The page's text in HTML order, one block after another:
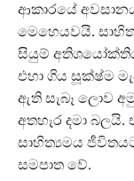
ආකාරයේ
මෙහෙයවයි.
සියුම්
එහා ගිය සූක්ෂ්ම
ඇති සැබෑ ලොව
අතහැර දමා
සාහිත්‍යමය
සමපාත වේ.